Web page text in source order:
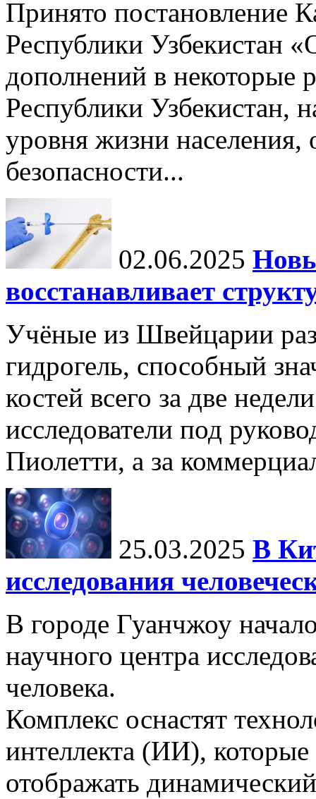
Принято постановление
Республики Узбекистан
дополнений в некоторые
Республики Узбекистан,
уровня жизни населения,
безопасности...
02.06.2025
восстанавливает
Учёные из Швейцарии
гидрогель, способный
костей всего за две
исследователи под
Пиолетти, а за
25.03.2025 В
исследования
В городе Гуанчжоу
научного центра
человека.
Комплекс оснастят
интеллекта (ИИ),
отображать